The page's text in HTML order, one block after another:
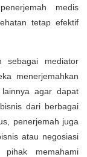
medis
tetap efektif
sebagai mediator
menerjemahkan
agar dapat
dari berbagai
penerjemah juga
atau negosiasi
pihak memahami